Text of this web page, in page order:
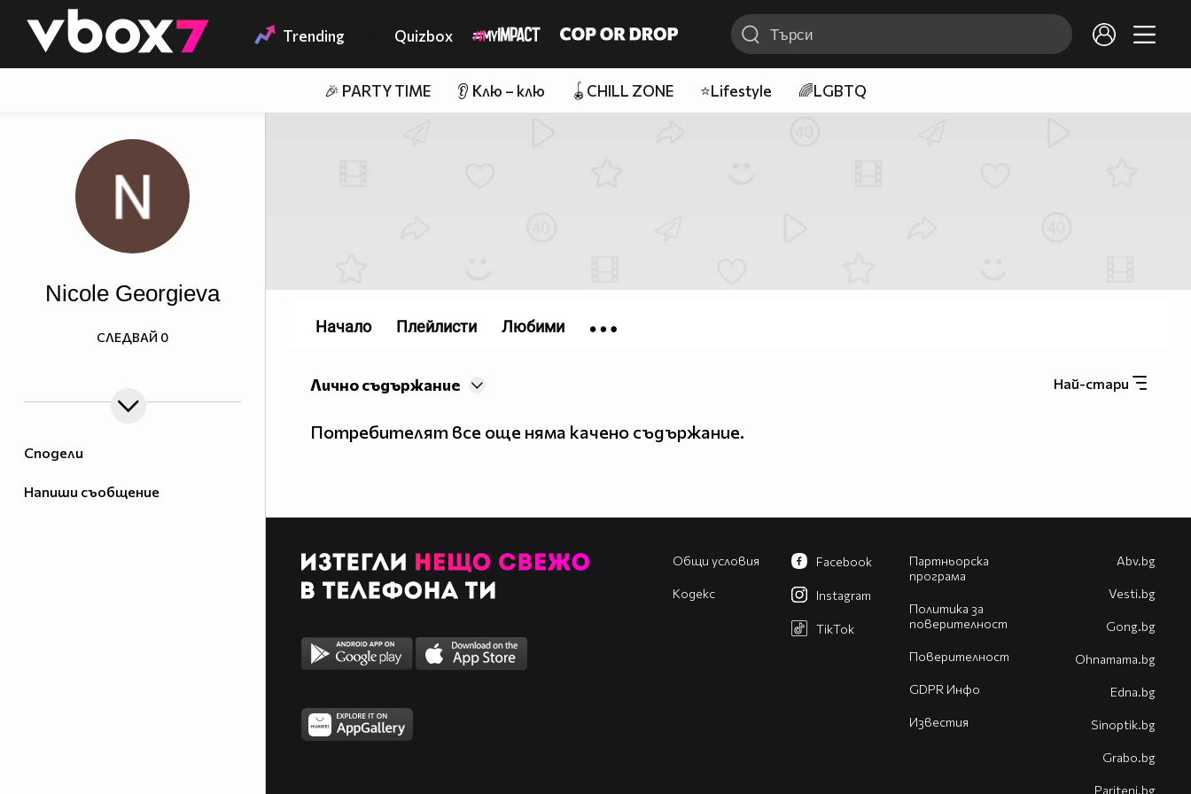
👾 Trending Quizbox
🎉 PARTY TIME 👂 Клю – клю 🪀CHILL ZONE ⭐Lifestyle 🌈LGBTQ
Сподели
Напиши съобщение
Nicole Georgieva
СЛЕДВАЙ 0
Най-стари
Лично съдържание
Потребителят все още няма качено съдържание.
Начало Плейлисти Любими
Общи условия
Кодекс
Партньорска
програма
Политика за
поверителност
Поверителност
GDPR Инфо
Известия
Facebook
Instagram
TikTok
Abv.bg
Vesti.bg
Gong.bg
Оhnamama.bg
Edna.bg
Sinoptik.bg
Grabo.bg
Pariteni.bg